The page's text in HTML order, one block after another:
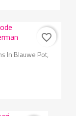
In Blauwe Pot,
favorite_border